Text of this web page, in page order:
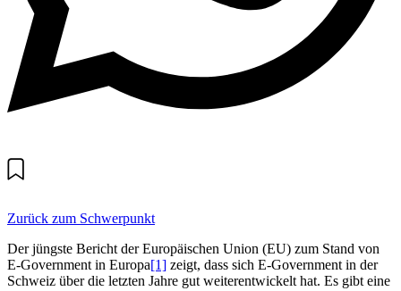
Zurück zum Schwerpunkt
Der jüngste Bericht der Europäischen Union (EU) zum Stand von
E-Government in Europa[1] zeigt, dass sich E-Government in der
Schweiz über die letzten Jahre gut weiterentwickelt hat. Es gibt eine